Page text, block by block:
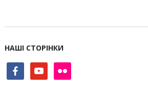
НАШІ СТОРІНКИ
facebookyoutube flickr